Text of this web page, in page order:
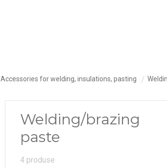
Accessories for welding, insulations, pasting
Welding/brazing
paste
4 produse